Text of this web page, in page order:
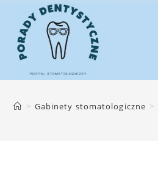
treści
> Gabinety stomatologiczne >